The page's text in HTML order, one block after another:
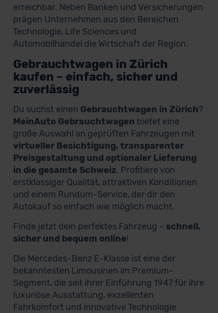
erreichbar. Neben Banken und Versicherungen
prägen Unternehmen aus den Bereichen
Technologie, Life Sciences und
Automobilhandel die Wirtschaft der Region.
Gebrauchtwagen in Zürich
kaufen – einfach, sicher und
zuverlässig
Du suchst einen Gebrauchtwagen in Zürich?
MeinAuto Gebrauchtwagen bietet eine
große Auswahl an geprüften Fahrzeugen mit
virtueller Besichtigung, transparenter
Preisgestaltung und optionaler Lieferung
in die gesamte Schweiz. Profitiere von
erstklassiger Qualität, attraktiven Konditionen
und einem Rundum-Service, der dir den
Autokauf so einfach wie möglich macht.
Finde jetzt dein perfektes Fahrzeug – schnell,
sicher und bequem online!
Die Mercedes-Benz E-Klasse ist eine der
bekanntesten Limousinen im Premium-
Segment, die seit ihrer Einführung 1947 für ihre
luxuriöse Ausstattung, exzellenten
Fahrkomfort und innovative Technologie